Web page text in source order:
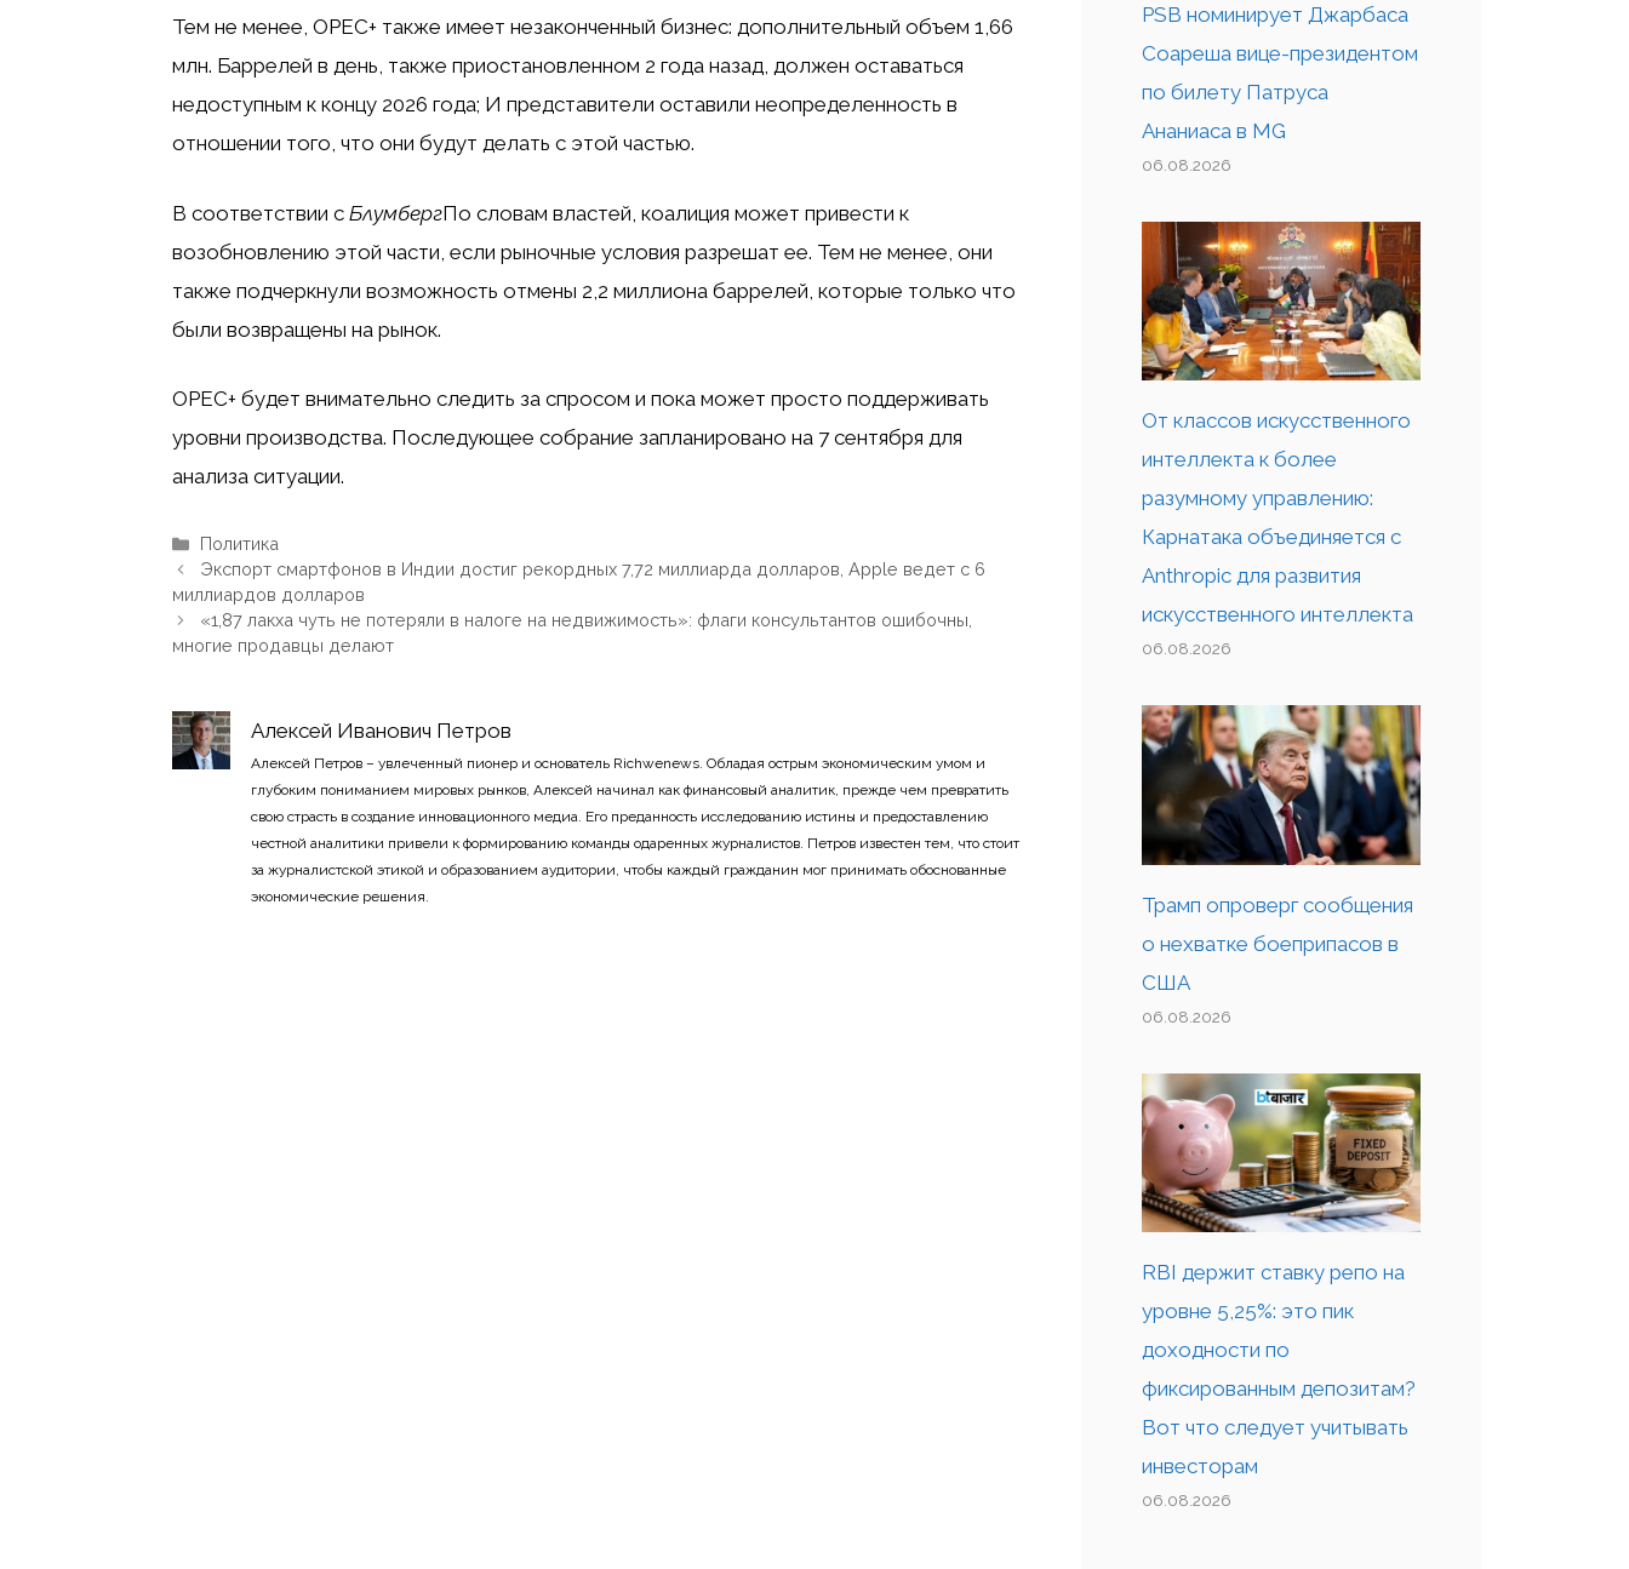
Тем не менее, OPEC+ также имеет незаконченный бизнес: дополнительный объем 1,66
млн. Баррелей в день, также приостановленном 2 года назад, должен оставаться
недоступным к концу 2026 года; И представители оставили неопределенность в
отношении того, что они будут делать с этой частью.
В соответствии с БлумбергПо словам властей, коалиция может привести к
возобновлению этой части, если рыночные условия разрешат ее. Тем не менее, они
также подчеркнули возможность отмены 2,2 миллиона баррелей, которые только что
были возвращены на рынок.
OPEC+ будет внимательно следить за спросом и пока может просто поддерживать
уровни производства. Последующее собрание запланировано на 7 сентября для
анализа ситуации.
Рубрики
Политика
Экспорт смартфонов в Индии достиг рекордных 7,72 миллиарда долларов, Apple ведет с 6
миллиардов долларов
«1,87 лакха чуть не потеряли в налоге на недвижимость»: флаги консультантов ошибочны,
многие продавцы делают
Алексей Иванович Петров
Алексей Петров – увлеченный пионер и основатель Richwenews. Обладая острым экономическим умом и
глубоким пониманием мировых рынков, Алексей начинал как финансовый аналитик, прежде чем превратить
свою страсть в создание инновационного медиа. Его преданность исследованию истины и предоставлению
честной аналитики привели к формированию команды одаренных журналистов. Петров известен тем, что стоит
за журналистской этикой и образованием аудитории, чтобы каждый гражданин мог принимать обоснованные
экономические решения.
PSB номинирует Джарбаса
Соареша вице-президентом
по билету Патруса
Ананиаса в MG
06.08.2026
От классов искусственного
интеллекта к более
разумному управлению:
Карнатака объединяется с
Anthropic для развития
искусственного интеллекта
06.08.2026
Трамп опроверг сообщения
о нехватке боеприпасов в
США
06.08.2026
RBI держит ставку репо на
уровне 5,25%: это пик
доходности по
фиксированным депозитам?
Вот что следует учитывать
инвесторам
06.08.2026